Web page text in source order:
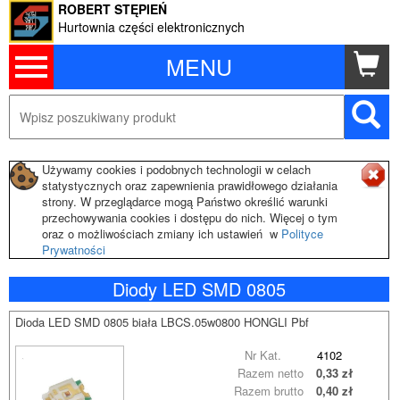
MENU
ROBERT STĘPIEŃ
Hurtownia części elektronicznych
Używamy cookies i podobnych technologii w celach
statystycznych oraz zapewnienia prawidłowego działania
strony. W przeglądarce mogą Państwo określić warunki
przechowywania cookies i dostępu do nich. Więcej o tym
oraz o możliwościach zmiany ich ustawień w Polityce
Prywatności
Diody LED SMD 0805
Dioda LED SMD 0805 biała LBCS.05w0800 HONGLI Pbf
Nr Kat.
4102
Razem brutto 0,40 zł
Razem netto 0,33 zł